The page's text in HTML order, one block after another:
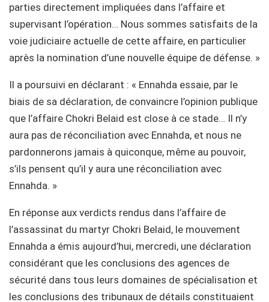
parties directement impliquées dans l’affaire et
supervisant l’opération… Nous sommes satisfaits de la
voie judiciaire actuelle de cette affaire, en particulier
après la nomination d’une nouvelle équipe de défense. »
Il a poursuivi en déclarant : « Ennahda essaie, par le
biais de sa déclaration, de convaincre l’opinion publique
que l’affaire Chokri Belaid est close à ce stade… Il n’y
aura pas de réconciliation avec Ennahda, et nous ne
pardonnerons jamais à quiconque, même au pouvoir,
s’ils pensent qu’il y aura une réconciliation avec
Ennahda. »
En réponse aux verdicts rendus dans l’affaire de
l’assassinat du martyr Chokri Belaid, le mouvement
Ennahda a émis aujourd’hui, mercredi, une déclaration
considérant que les conclusions des agences de
sécurité dans tous leurs domaines de spécialisation et
les conclusions des tribunaux de détails constituaient